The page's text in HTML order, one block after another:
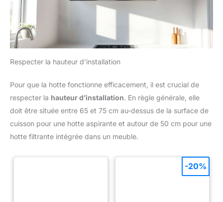
Respecter la hauteur d’installation
Pour que la hotte fonctionne efficacement, il est crucial de
respecter la hauteur d’installation. En règle générale, elle
doit être située entre 65 et 75 cm au-dessus de la surface de
cuisson pour une hotte aspirante et autour de 50 cm pour une
hotte filtrante intégrée dans un meuble.
-20%